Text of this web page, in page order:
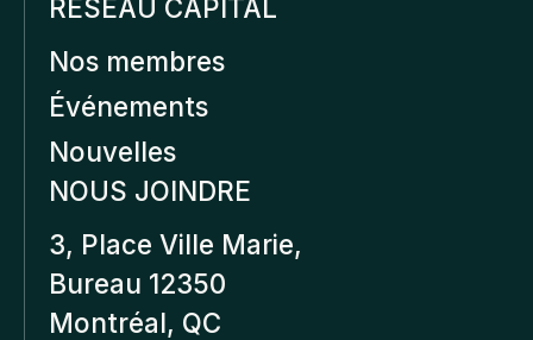
RÉSEAU CAPITAL
Nos membres
Événements
Nouvelles
NOUS JOINDRE
3, Place Ville Marie,
Bureau 12350
Montréal, QC